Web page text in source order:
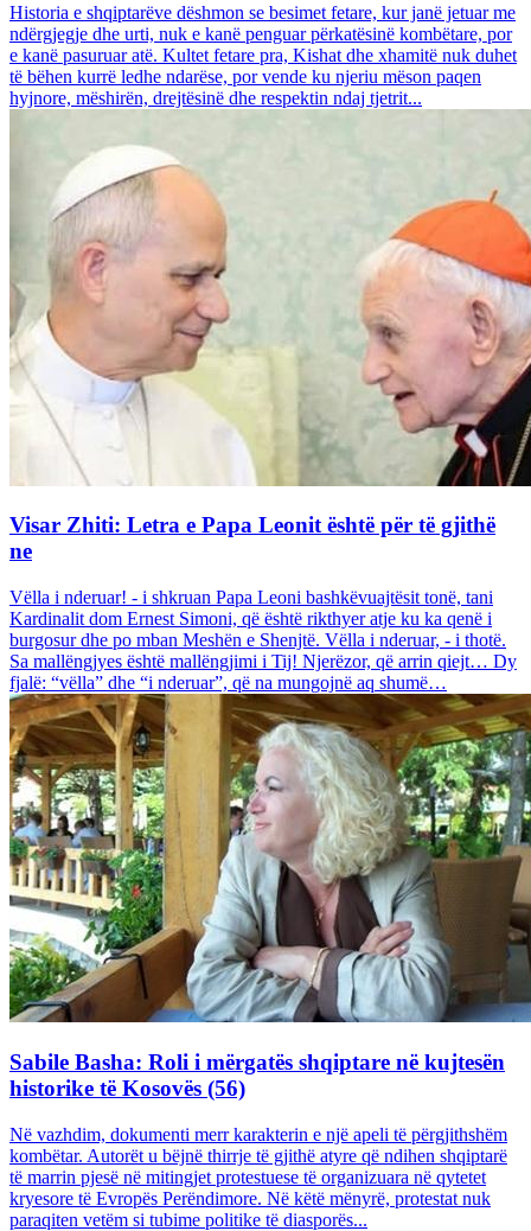
Historia e shqiptarëve dëshmon se besimet fetare, kur janë jetuar me
ndërgjegje dhe urti, nuk e kanë penguar përkatësinë kombëtare, por
e kanë pasuruar atë. Kultet fetare pra, Kishat dhe xhamitë nuk duhet
të bëhen kurrë ledhe ndarëse, por vende ku njeriu mëson paqen
hyjnore, mëshirën, drejtësinë dhe respektin ndaj tjetrit...
Visar Zhiti: Letra e Papa Leonit është për të gjithë
ne
Vëlla i nderuar! - i shkruan Papa Leoni bashkëvuajtësit tonë, tani
Kardinalit dom Ernest Simoni, që është rikthyer atje ku ka qenë i
burgosur dhe po mban Meshën e Shenjtë. Vëlla i nderuar, - i thotë.
Sa mallëngjyes është mallëngjimi i Tij! Njerëzor, që arrin qiejt… Dy
fjalë: “vëlla” dhe “i nderuar”, që na mungojnë aq shumë…
Sabile Basha: Roli i mërgatës shqiptare në kujtesën
historike të Kosovës (56)
Në vazhdim, dokumenti merr karakterin e një apeli të përgjithshëm
kombëtar. Autorët u bëjnë thirrje të gjithë atyre që ndihen shqiptarë
të marrin pjesë në mitingjet protestuese të organizuara në qytetet
kryesore të Evropës Perëndimore. Në këtë mënyrë, protestat nuk
paraqiten vetëm si tubime politike të diasporës...